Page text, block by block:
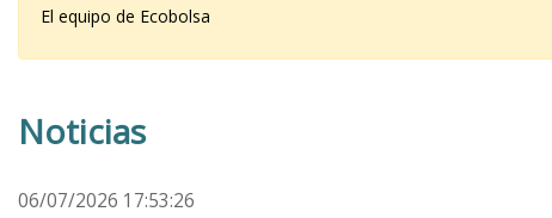
El equipo de Ecobolsa
Noticias
06/07/2026 17:53:26